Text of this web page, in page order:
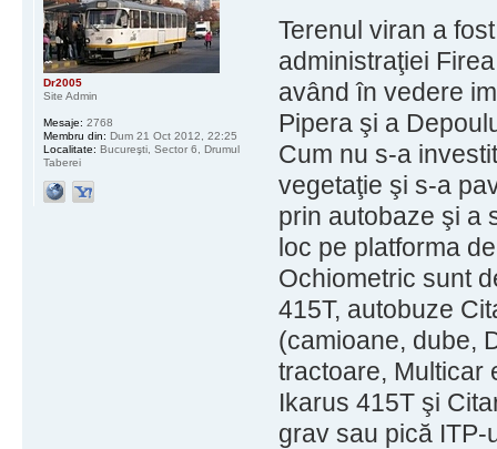
Terenul viran a
administraţiei
având în vedere
Pipera şi a
Cum nu s-a
vegetaţie şi s-a
prin autobaze şi a
loc pe platforma
Ochiometric sunt
415T, autobuze
(camioane, dube,
tractoare, Multicar
Ikarus 415T şi
grav sau pică ITP-
Dr2005
Site Admin
Mesaje: 2768
Membru din: Dum 21 Oct 2012, 22:25
Localitate: Bucureşti, Sector 6, Drumul
Taberei